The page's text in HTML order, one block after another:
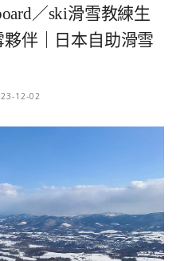
／ski滑雪教練生
伴｜日本自助滑雪
12-02